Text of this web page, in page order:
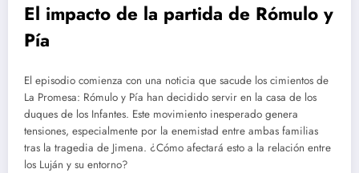
El impacto de la partida de Rómulo y
Pía
El episodio comienza con una noticia que sacude los cimientos de
La Promesa: Rómulo y Pía han decidido servir en la casa de los
duques de los Infantes. Este movimiento inesperado genera
tensiones, especialmente por la enemistad entre ambas familias
tras la tragedia de Jimena. ¿Cómo afectará esto a la relación entre
los Luján y su entorno?